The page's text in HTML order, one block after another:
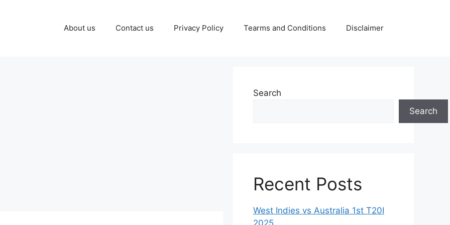
About us Contact us Privacy Policy Tearms and Conditions Disclaimer
Search
Search
Recent Posts
West Indies vs Australia 1st T20I
2025